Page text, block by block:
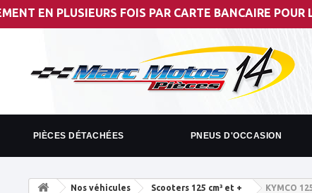
FOIS PAR CARTE BANCAIRE POUR LES
PIÈCES DÉTACHÉES PNEUS D'OCCASION
Nos véhicules Scooters 125 cm³ et + KYMCO